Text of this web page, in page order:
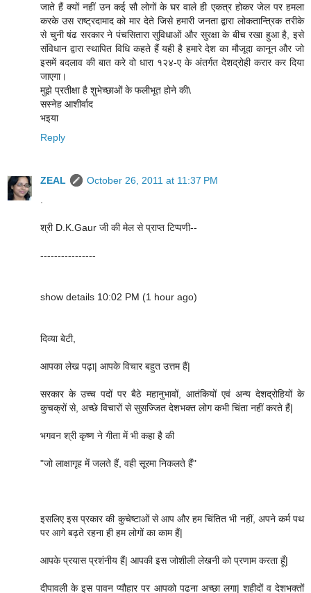
जाते हैं क्यों नहीं उन कई सौ लोगों के घर वाले ही एकत्र होकर जेल पर हमला
करके उस राष्ट्रदामाद को मार देते जिसे हमारी जनता द्वारा लोकतान्त्रिक तरीके
से चुनी षंढ सरकार ने पंचसितारा सुविधाओं और सुरक्षा के बीच रखा हुआ है, इसे
संविधान द्वारा स्थापित विधि कहते हैं यही है हमारे देश का मौजूदा कानून और जो
इसमें बदलाव की बात करे वो धारा १२४-ए के अंतर्गत देशद्रोही करार कर दिया
जाएगा।
मुझे प्रतीक्षा है शुभेच्छाओं के फलीभूत होने की\
सस्नेह आशीर्वाद
भइया
Reply
ZEAL
October 26, 2011 at 11:37 PM
श्री D.K.Gaur जी की मेल से प्राप्त टिप्पणी--
----------------
show details 10:02 PM (1 hour ago)
दिव्या बेटी,
आपका लेख पढ़ा| आपके विचार बहुत उत्तम हैं|
सरकार के उच्च पदों पर बैठे महानुभावों, आतंकियों एवं अन्य देशद्रोहियों के
कुचक्रों से, अच्छे विचारों से सुसज्जित देशभक्त लोग कभी चिंता नहीं करते हैं|
भगवन श्री कृष्ण ने गीता में भी कहा है की
"जो लाक्षागृह में जलते हैं, वही सूरमा निकलते हैं"
इसलिए इस प्रकार की कुचेष्टाओं से आप और हम चिंतित भी नहीं, अपने कर्म पथ
पर आगे बढ़ते रहना ही हम लोगों का काम हैं|
आपके प्रयास प्रशंनीय हैं| आपकी इस जोशीली लेखनी को प्रणाम करता हूँ|
दीपावली के इस पावन प्यौहार पर आपको पढना अच्छा लगा| शहीदों व देशभक्तों